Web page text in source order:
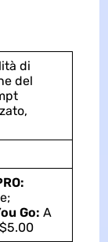
di
del
Go: A